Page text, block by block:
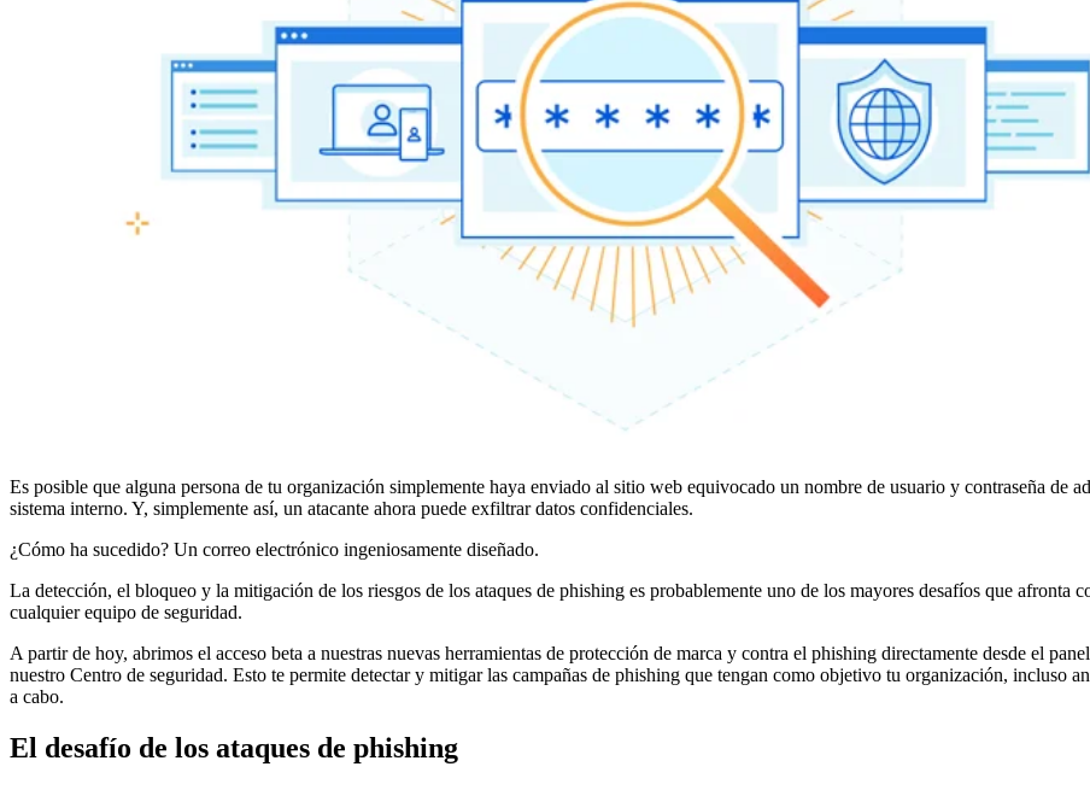
Es posible que alguna persona de tu organización simplemente haya enviado al sitio web equivocado un nombre de usuario y contraseña de
sistema interno. Y, simplemente así, un atacante ahora puede exfiltrar datos confidenciales.
¿Cómo ha sucedido? Un correo electrónico ingeniosamente diseñado.
La detección, el bloqueo y la mitigación de los riesgos de los ataques de phishing es probablemente uno de los mayores desafíos que afronta
cualquier equipo de seguridad.
A partir de hoy, abrimos el acceso beta a nuestras nuevas herramientas de protección de marca y contra el phishing directamente desde el
nuestro Centro de seguridad. Esto te permite detectar y mitigar las campañas de phishing que tengan como objetivo tu organización, incluso
a cabo.
El desafío de los ataques de phishing